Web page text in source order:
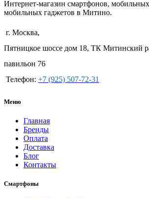
Интернет-магазин смартфонов,
мобильных гаджетов в Митино.
г. Москва,
Пятницкое шоссе дом 18, ТК Митинский
павильон 76
Телефон: +7 (925) 507-72-31
Меню
Главная
Бренды
Оплата
Доставка
Блог
Контакты
Смартфоны